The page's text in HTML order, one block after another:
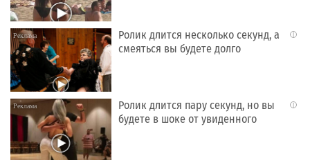
i
Ролик длится несколько секунд, а
смеяться вы будете долго
i
Ролик длится пару секунд, но вы
будете в шоке от увиденного